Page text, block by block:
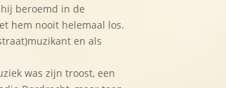
beroemd in de
hem nooit helemaal los.
en als
was zijn troost, een